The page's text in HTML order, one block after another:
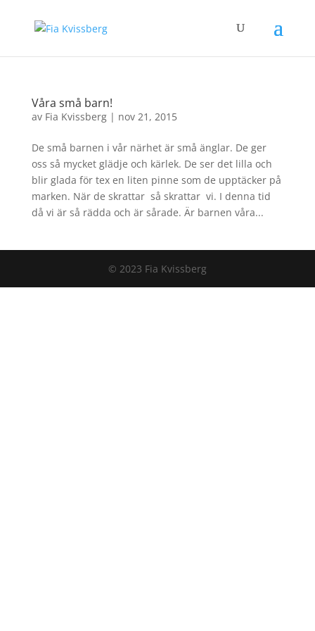
Våra små barn!
av Fia Kvissberg| nov 21, 2015
De små barnen i vår närhet är små änglar. De ger
oss så mycket glädje och kärlek. De ser det lilla och
blir glada för tex en liten pinne som de upptäcker på
marken. När de skrattar så skrattar vi. I denna tid
då vi är så rädda och är sårade. Är barnen våra...
© 2023 Fia Kvissberg